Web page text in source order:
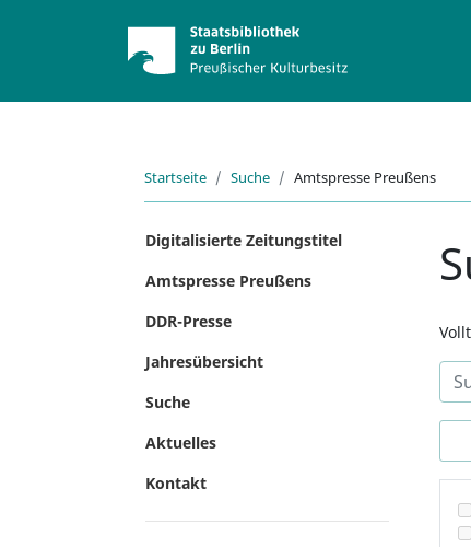
Startseite Suche Amtspresse Preußens
Digitalisierte Zeitungstitel
Amtspresse Preußens
DDR-Presse
Jahresübersicht
Suche
Aktuelles
Kontakt